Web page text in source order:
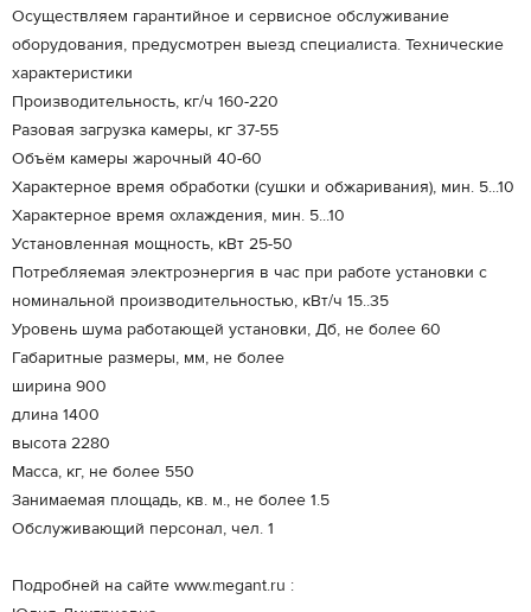
Осуществляем гарантийное и сервисное обслуживание
оборудования, предусмотрен выезд специалиста. Технические
характеристики
Производительность, кг/ч 160-220
Разовая загрузка камеры, кг 37-55
Объём камеры жарочный 40-60
Характерное время обработки (сушки и обжаривания), мин. 5...10
Характерное время охлаждения, мин. 5...10
Установленная мощность, кВт 25-50
Потребляемая электроэнергия в час при работе установки с
номинальной производительностью, кВт/ч 15..35
Уровень шума работающей установки, Дб, не более 60
Габаритные размеры, мм, не более
ширина 900
длина 1400
высота 2280
Масса, кг, не более 550
Занимаемая площадь, кв. м., не более 1.5
Обслуживающий персонал, чел. 1
Подробней на сайте www.megant.ru :